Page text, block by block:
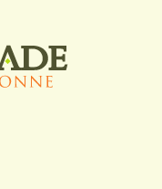
compte Facebook
vers le compte